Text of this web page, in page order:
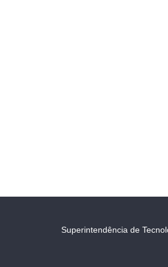
Superintendência de